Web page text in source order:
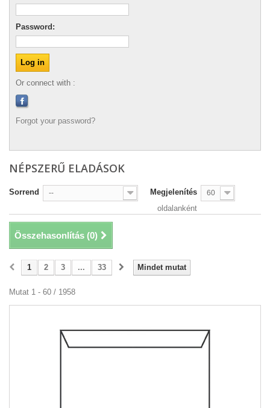
Password:
Or connect with :
Forgot your password?
NÉPSZERŰ ELADÁSOK
Sorrend -- Megjelenítés 60
oldalanként
Összehasonlítás (0)
Mindet mutat
1 2 3 ... 33
Mutat 1 - 60 / 1958